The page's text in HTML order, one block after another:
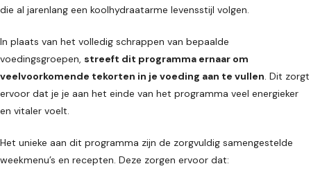
die al jarenlang een koolhydraatarme levensstijl volgen.
In plaats van het volledig schrappen van bepaalde
voedingsgroepen, streeft dit programma ernaar om
veelvoorkomende tekorten in je voeding aan te vullen. Dit zorgt
ervoor dat je je aan het einde van het programma veel energieker
en vitaler voelt.
Het unieke aan dit programma zijn de zorgvuldig samengestelde
weekmenu’s en recepten. Deze zorgen ervoor dat: